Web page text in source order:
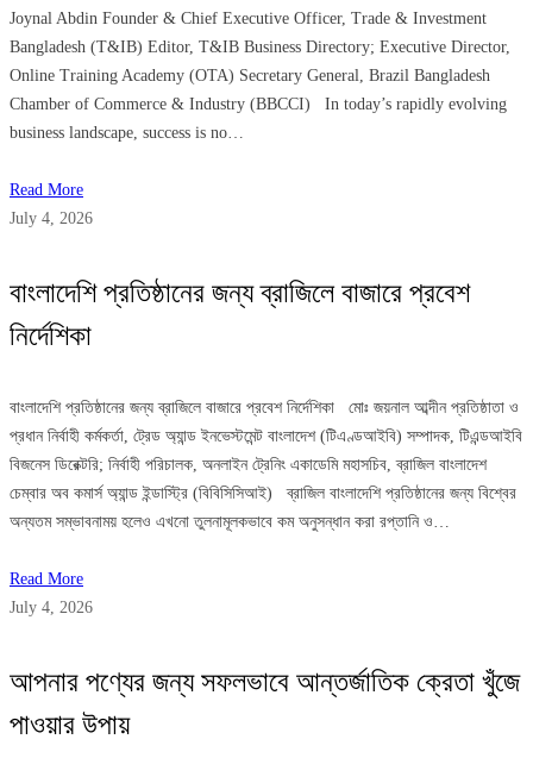
Joynal Abdin Founder & Chief Executive Officer, Trade & Investment
Bangladesh (T&IB) Editor, T&IB Business Directory; Executive Director,
Online Training Academy (OTA) Secretary General, Brazil Bangladesh
Chamber of Commerce & Industry (BBCCI) In today’s rapidly evolving
business landscape, success is no…
Read More
July 4, 2026
বাংলাদেশি প্রতিষ্ঠানের জন্য ব্রাজিলে বাজারে প্রবেশ
নির্দেশিকা
বাংলাদেশি প্রতিষ্ঠানের জন্য ব্রাজিলে বাজারে প্রবেশ নির্দেশিকা মোঃ জয়নাল আব্দীন প্রতিষ্ঠাতা ও
প্রধান নির্বাহী কর্মকর্তা, ট্রেড অ্যান্ড ইনভেস্টমেন্ট বাংলাদেশ (টিএণ্ডআইবি) সম্পাদক, টিএন্ডআইবি
বিজনেস ডিরেক্টরি; নির্বাহী পরিচালক, অনলাইন ট্রেনিং একাডেমি মহাসচিব, ব্রাজিল বাংলাদেশ
চেম্বার অব কমার্স অ্যান্ড ইন্ডাস্ট্রি (বিবিসিসিআই) ব্রাজিল বাংলাদেশি প্রতিষ্ঠানের জন্য বিশ্বের
অন্যতম সম্ভাবনাময় হলেও এখনো তুলনামূলকভাবে কম অনুসন্ধান করা রপ্তানি ও…
Read More
July 4, 2026
আপনার পণ্যের জন্য সফলভাবে আন্তর্জাতিক ক্রেতা খুঁজে
পাওয়ার উপায়